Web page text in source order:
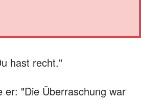
hast recht."
er: "Die Überraschung war